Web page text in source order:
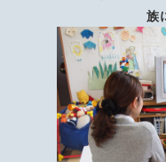
族